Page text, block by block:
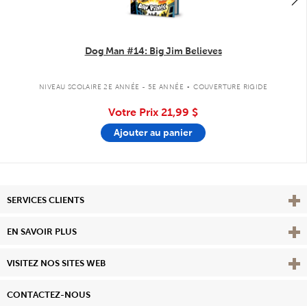
Dog Man #14: Big Jim Believes
NIVEAU SCOLAIRE 2E ANNÉE - 5E ANNÉE . COUVERTURE RIGIDE
Votre Prix 21,99 $
Ajouter au panier
SERVICES CLIENTS
EN SAVOIR PLUS View
VISITEZ NOS SITES WEB
CONTACTEZ-NOUS